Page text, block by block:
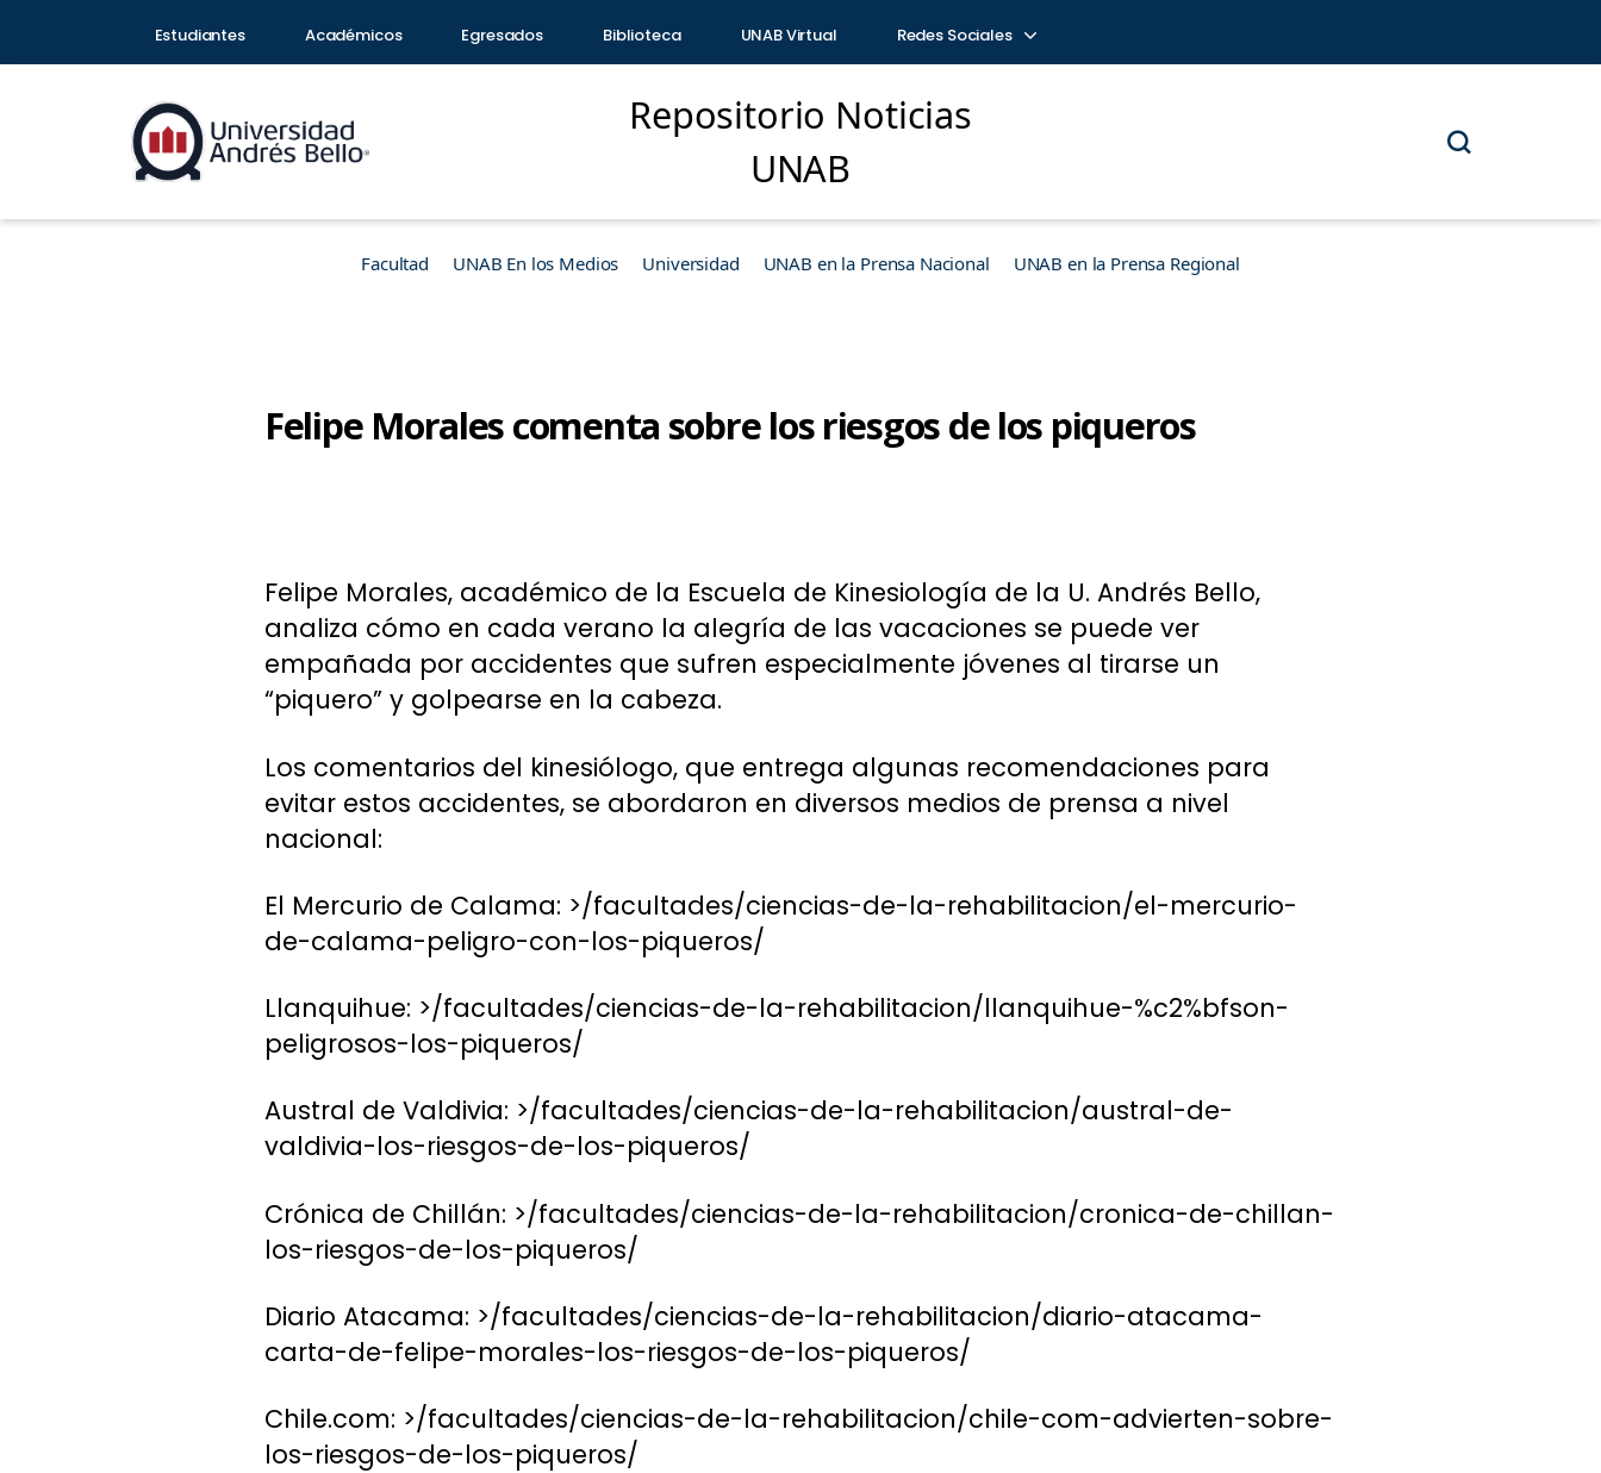
Estudiantes Académicos Egresados Biblioteca UNAB Virtual Redes Sociales
Repositorio Noticias
UNAB
Facultad UNAB En los Medios Universidad UNAB en la Prensa Nacional UNAB en la Prensa Regional
Felipe Morales comenta sobre los riesgos de los piqueros
Felipe Morales, académico de la Escuela de Kinesiología de la U. Andrés Bello,
analiza cómo en cada verano la alegría de las vacaciones se puede ver
empañada por accidentes que sufren especialmente jóvenes al tirarse un
“piquero” y golpearse en la cabeza.
Los comentarios del kinesiólogo, que entrega algunas recomendaciones para
evitar estos accidentes, se abordaron en diversos medios de prensa a nivel
nacional:
El Mercurio de Calama: >/facultades/ciencias-de-la-rehabilitacion/el-mercurio-
de-calama-peligro-con-los-piqueros/
Llanquihue: >/facultades/ciencias-de-la-rehabilitacion/llanquihue-%c2%bfson-
peligrosos-los-piqueros/
Austral de Valdivia: >/facultades/ciencias-de-la-rehabilitacion/austral-de-
valdivia-los-riesgos-de-los-piqueros/
Crónica de Chillán: >/facultades/ciencias-de-la-rehabilitacion/cronica-de-chillan-
los-riesgos-de-los-piqueros/
Diario Atacama: >/facultades/ciencias-de-la-rehabilitacion/diario-atacama-
carta-de-felipe-morales-los-riesgos-de-los-piqueros/
Chile.com: >/facultades/ciencias-de-la-rehabilitacion/chile-com-advierten-sobre-
los-riesgos-de-los-piqueros/